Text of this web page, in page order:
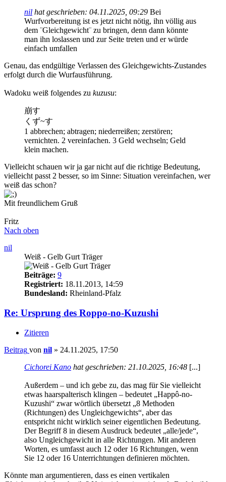
nil hat geschrieben: 04.11.2025, 09:29 Bei
Wurfvorbereitung ist es jetzt nicht nötig, ihn völlig aus
dem ¨Gleichgewicht¨ zu bringen, denn dann könnte
man ihn loslassen und zur Seite treten und er würde
einfach umfallen
Genau, das endgültige Verlassen des Gleichgewichts-Zustandes
erfolgt durch die Wurfausführung.
Wadoku weiß folgendes zu kuzusu:
崩す
くず~す
1 abbrechen; abtragen; niederreißen; zerstören;
vernichten. 2 vereinfachen. 3 Geld wechseln; Geld
klein machen.
Vielleicht schauen wir ja gar nicht auf die richtige Bedeutung,
vielleicht passt 2 besser, so im Sinne: Situation vereinfachen, wer
weiß das schon?
Mit freundlichem Gruß
Fritz
Nach oben
nil
Weiß - Gelb Gurt Träger
Beiträge: 9
Registriert: 18.11.2013, 14:59
Bundesland: Rheinland-Pfalz
Re: Ursprung des Roppo-no-Kuzushi
Zitieren
Beitrag von nil » 24.11.2025, 17:50
Cichorei Kano hat geschrieben: 21.10.2025, 16:48 [...]
Außerdem – und ich gebe zu, das mag für Sie vielleicht
etwas haarspalterisch klingen – bedeutet „Happô-no-
Kuzushi“ zwar wörtlich übersetzt „8 Methoden
(Richtungen) des Ungleichgewichts“, aber das
entspricht nicht wirklich seiner eigentlichen Bedeutung.
Der Begriff 8 in diesem Ausdruck bedeutet „alle/jede“,
also Ungleichgewicht in alle Richtungen. Mit anderen
Worten, es umfasst auch 12 oder 16 Richtungen, wenn
Sie 12 oder 16 Unterrichtungen definieren möchten.
Könnte man argumentieren, dass es einen vertikalen